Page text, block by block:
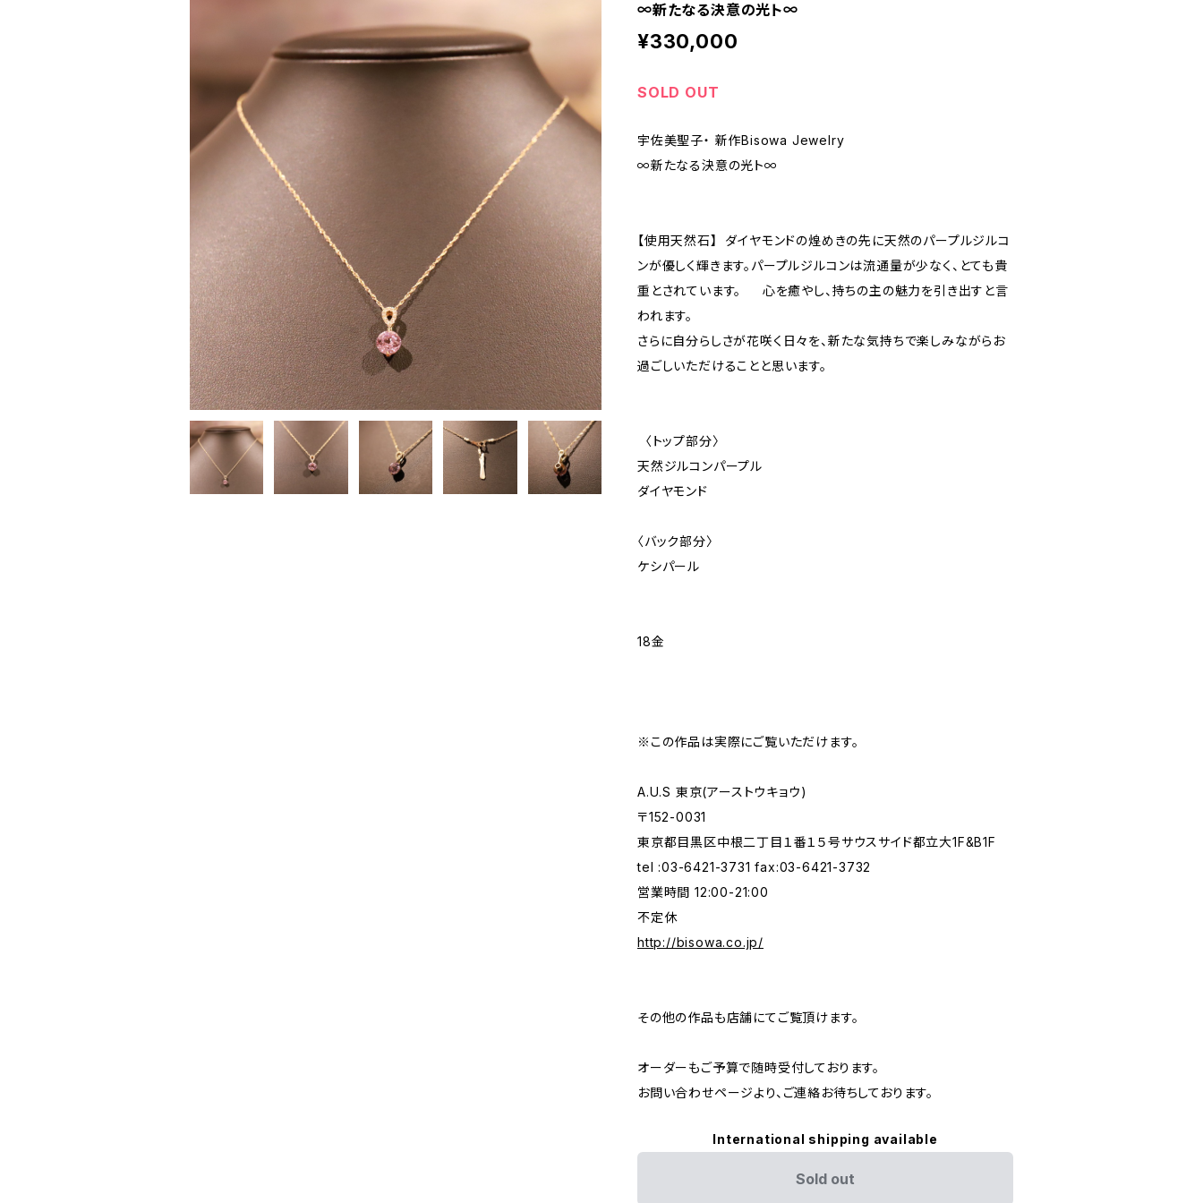
∞新たなる決意の光ト∞
¥330,000
SOLD OUT
宇佐美聖子・ 新作Bisowa Jewelry
∞新たなる決意の光ト∞
【使用天然石】 ダイヤモンドの煌めきの先に天然のパープルジルコ
ンが優しく輝きます。パープルジルコンは流通量が少なく、とても貴
重とされています。 心を癒やし、持ちの主の魅力を引き出すと言
われます。
さらに自分らしさが花咲く日々を、新たな気持ちで楽しみながらお
過ごしいただけることと思います。
〈トップ部分〉
天然ジルコンパープル
ダイヤモンド
〈バック部分〉
ケシパール
18金
※この作品は実際にご覧いただけます。
A.U.S 東京(アーストウキョウ)
〒152-0031
東京都目黒区中根二丁目１番１５号サウスサイド都立大1F&B1F
tel :03-6421-3731 fax:03-6421-3732
営業時間 12:00-21:00
不定休
http://bisowa.co.jp/
その他の作品も店舗にてご覧頂けます。
オーダーもご予算で随時受付しております。
お問い合わせページより、ご連絡お待ちしております。
International shipping available
Sold out